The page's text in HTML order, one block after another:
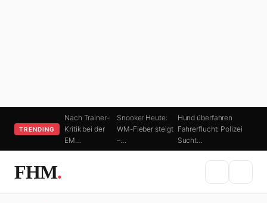
TRENDING
Nach Trainer-
Kritik bei der
EM…
Snooker Heute:
WM-Fieber steigt
–…
Hund überfahren
Fahrerflucht: Polizei
Sucht…
FHM.